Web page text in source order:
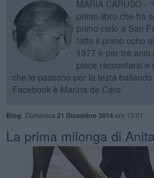
MARIA CARUSO -
primo libro che ha
primo cielo a San
fatto il primo ocho
1977 e per tre anni
piace raccontarsi e
che le passano per la testa
Facebook è Marina de Caro
Blog Domenica 21 Dicembre 2014ore 13:01
​La prima milonga di Anita